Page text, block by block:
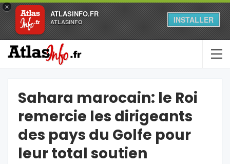
×
ATLASINFO.FR
ATLASINFO INSTALLER
Sahara marocain: le Roi
remercie les dirigeants
des pays du Golfe pour
leur total soutien